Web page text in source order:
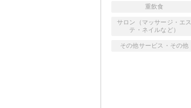
重飲食
サロン（マッサージ・エス
テ・ネイルなど）
その他サービス・その他